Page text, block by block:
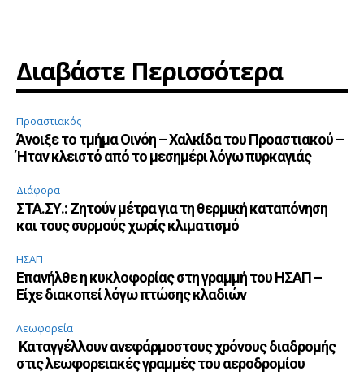
Διαβάστε Περισσότερα
Προαστιακός
Άνοιξε το τμήμα Οινόη – Χαλκίδα του Προαστιακού –
Ήταν κλειστό από το μεσημέρι λόγω πυρκαγιάς
Διάφορα
ΣΤΑ.ΣΥ.: Ζητούν μέτρα για τη θερμική καταπόνηση
και τους συρμούς χωρίς κλιματισμό
ΗΣΑΠ
Επανήλθε η κυκλοφορίας στη γραμμή του ΗΣΑΠ –
Είχε διακοπεί λόγω πτώσης κλαδιών
Λεωφορεία
Καταγγέλλουν ανεφάρμοστους χρόνους διαδρομής
στις λεωφορειακές γραμμές του αεροδρομίου